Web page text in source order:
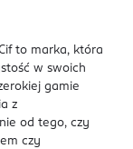
to marka, która
w swoich
gamie
z
od tego, czy
czy